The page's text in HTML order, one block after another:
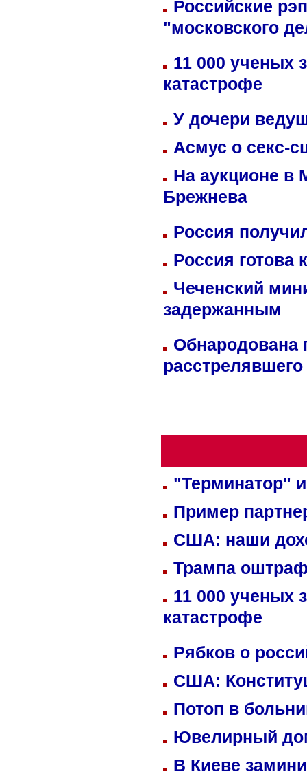
Российские
"московского
11 000 ученых
катастрофе
У дочери
Асмус о секс-
На аукционе в
Брежнева
Россия
Россия готова
Чеченский
задержанным
Обнародована
"Терминатор"
Пример
США: наши
Трампа
11 000 ученых
катастрофе
Рябков о
США:
Потоп в
Ювелирный
В Киеве